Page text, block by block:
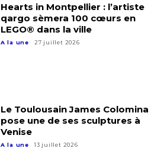
Hearts in Montpellier : l’artiste
qargo sèmera 100 cœurs en
LEGO® dans la ville
A la une 27 juillet 2026
Le Toulousain James Colomina
pose une de ses sculptures à
Venise
A la une 13 juillet 2026